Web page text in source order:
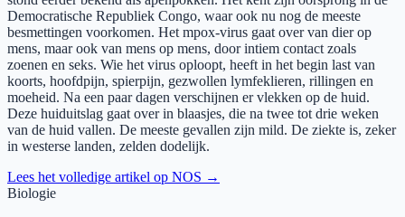
Democratische Republiek Congo, waar ook nu nog de meeste
besmettingen voorkomen. Het mpox-virus gaat over van dier op
mens, maar ook van mens op mens, door intiem contact zoals
zoenen en seks. Wie het virus oploopt, heeft in het begin last van
koorts, hoofdpijn, spierpijn, gezwollen lymfeklieren, rillingen en
moeheid. Na een paar dagen verschijnen er vlekken op de huid.
Deze huiduitslag gaat over in blaasjes, die na twee tot drie weken
van de huid vallen. De meeste gevallen zijn mild. De ziekte is, zeker
in westerse landen, zelden dodelijk.
Lees het volledige artikel op NOS →
Biologie